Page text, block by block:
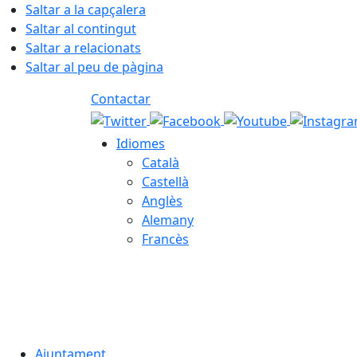
Saltar a la capçalera
Saltar al contingut
Saltar a relacionats
Saltar al peu de pàgina
Contactar
Idiomes
Català
Castellà
Anglès
Alemany
Francès